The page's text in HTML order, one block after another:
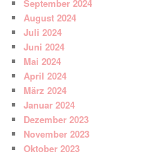
September 2024
August 2024
Juli 2024
Juni 2024
Mai 2024
April 2024
März 2024
Januar 2024
Dezember 2023
November 2023
Oktober 2023